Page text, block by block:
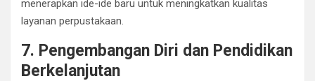
menerapkan ide-ide baru untuk meningkatkan kualitas
layanan perpustakaan.
7. Pengembangan Diri dan Pendidikan
Berkelanjutan